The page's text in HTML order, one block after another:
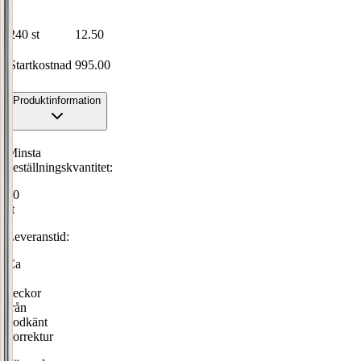
240 st 12.50
Startkostnad 995.00
Produktinformation
Minsta
beställningskvantitet:
60
st
Leveranstid:
Ca
veckor
från
godkänt
korrektur